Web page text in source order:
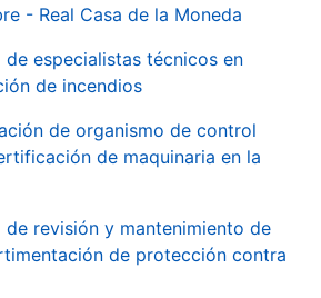
- Real Casa de la Moneda
de especialistas técnicos en
de incendios
de organismo de control
de maquinaria en la
de revisión y mantenimiento de
de protección contra